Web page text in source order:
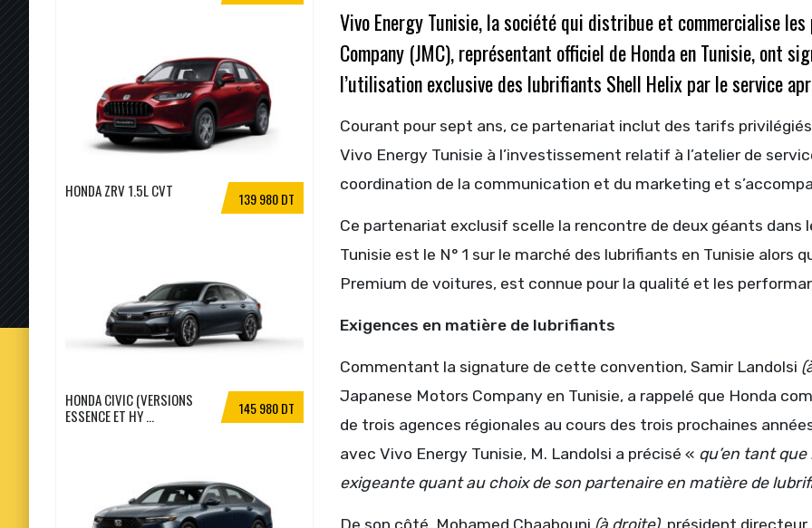
Vivo Energy Tunisie, la société qui distribue et commercialise
Company (JMC), représentant officiel de Honda en Tunisie, ont
l’utilisation exclusive des lubrifiants Shell Helix par le service
Courant pour sept ans, ce partenariat inclut des tarifs
Vivo Energy Tunisie à l’investissement relatif à l’atelier de
coordination de la communication et du marketing et
Ce partenariat exclusif scelle la rencontre de deux géants
Tunisie est le N° 1 sur le marché des lubrifiants en Tunisie alors
Premium de voitures, est connue pour la qualité et les
Exigences en matière de lubrifiants
Commentant la signature de cette convention, Samir Landolsi
Japanese Motors Company en Tunisie, a rappelé que Honda
de trois agences régionales au cours des trois prochaines
avec Vivo Energy Tunisie, M. Landolsi a précisé « qu’en tant
exigeante quant au choix de son partenaire en matière de
139 980 DT
HONDA ZRV 1.5L CVT
145 980 DT
HONDA CIVIC (VERSIONS
ESSENCE ET HY ...